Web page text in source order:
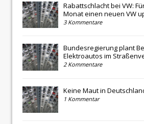
Rabattschlacht bei VW:
Monat einen neuen VW
3 Kommentare
Bundesregierung plant
Elektroautos im
2 Kommentare
Keine Maut in
1 Kommentar